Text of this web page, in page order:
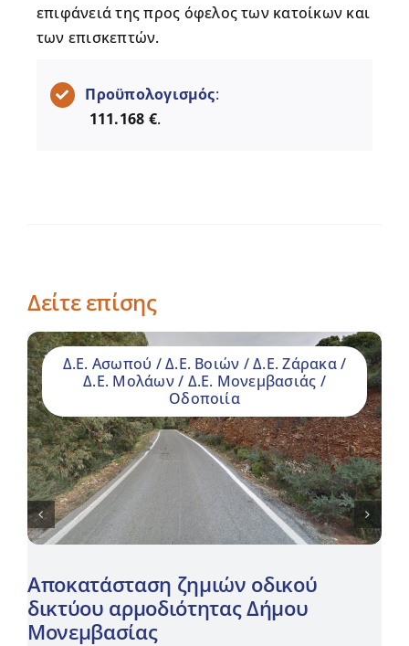
επιφάνειά της προς όφελος των κατοίκων και
των επισκεπτών.
Προϋπολογισμός:
111.168 €.
Δείτε επίσης
Δ.Ε. Ασωπού / Δ.Ε. Βοιών / Δ.Ε. Ζάρακα /
Δ.Ε. Μολάων / Δ.Ε. Μονεμβασιάς /
Οδοποιία
Αποκατάσταση ζημιών οδικού
δικτύου αρμοδιότητας Δήμου
Μονεμβασίας